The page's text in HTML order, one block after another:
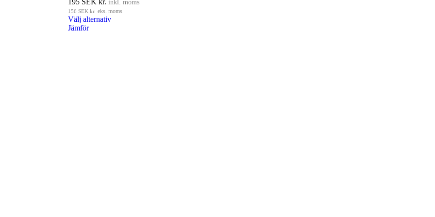
195 SEK kr. inkl. moms
156 SEK kr. eks. moms
Välj alternativ
Jämför